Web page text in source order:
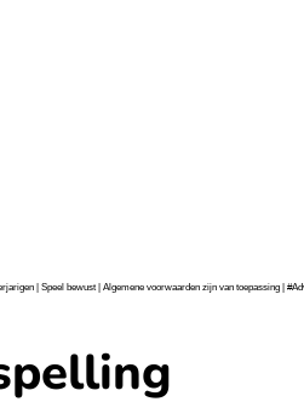
| Speel bewust | Algemene voorwaarden zijn van toepassing |